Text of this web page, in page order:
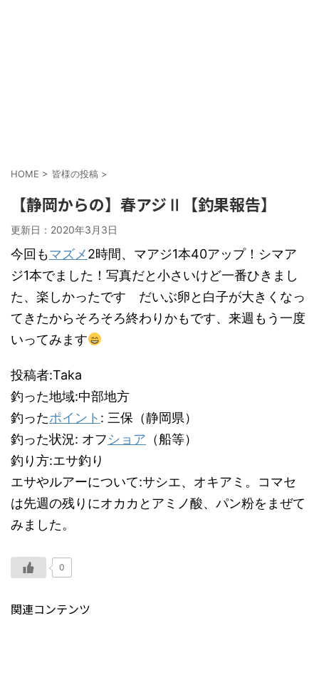
HOME > 皆様の投稿 >
【静岡からの】春アジⅡ【釣果報告】
更新日： 2020年3月3日
今回もマズメ2時間、マアジ1本40アップ！シマア
ジ1本でました！写真だと小さいけど一番ひきまし
た、楽しかったです だいぶ卵と白子が大きくなっ
てきたからそろそろ終わりかもです、来週もう一度
いってみます
投稿者:Taka
釣った地域:中部地方
釣ったポイント : 三保（静岡県）
釣った状況: オフショア （船等）
釣り方:エサ釣り
エサやルアーについて:サシエ、オキアミ。コマセ
は先週の残りにオカカとアミノ酸、パン粉をまぜて
みました。
0
関連コンテンツ